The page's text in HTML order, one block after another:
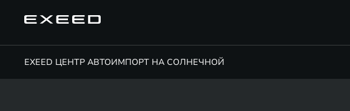
EXEED ЦЕНТР АВТОИМПОРТ НА СОЛНЕЧНОЙ